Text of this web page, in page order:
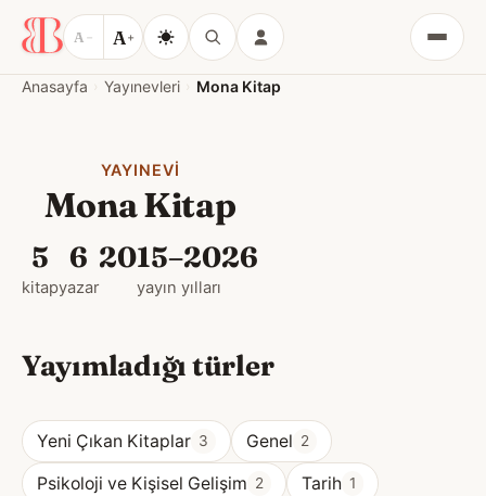
A − A+
Menü
Anasayfa Yayınevleri Mona Kitap
YAYINEVI
Mona Kitap
5
kitap
6
yazar
2015–2026
yayın yılları
Yayımladığı türler
Yeni Çıkan Kitaplar 3 Genel 2
Psikoloji ve Kişisel Gelişim 2 Tarih 1